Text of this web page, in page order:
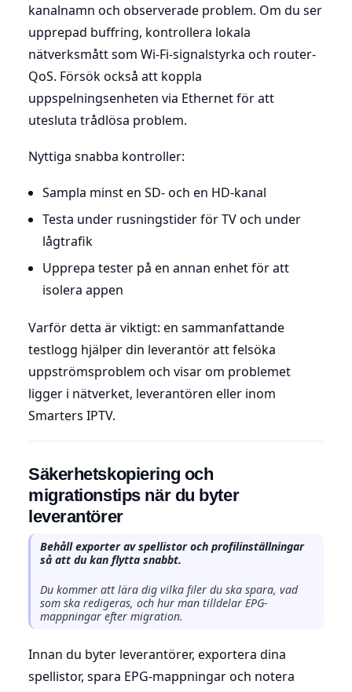
kanalnamn och observerade problem. Om du ser
upprepad buffring, kontrollera lokala
nätverksmått som Wi-Fi-signalstyrka och router-
QoS. Försök också att koppla
uppspelningsenheten via Ethernet för att
utesluta trådlösa problem.
Nyttiga snabba kontroller:
Sampla minst en SD- och en HD-kanal
Testa under rusningstider för TV och under
lågtrafik
Upprepa tester på en annan enhet för att
isolera appen
Varför detta är viktigt: en sammanfattande
testlogg hjälper din leverantör att felsöka
uppströmsproblem och visar om problemet
ligger i nätverket, leverantören eller inom
Smarters IPTV.
Säkerhetskopiering och
migrationstips när du byter
leverantörer
Behåll exporter av spellistor och profilinställningar
så att du kan flytta snabbt.
Du kommer att lära dig vilka filer du ska spara, vad
som ska redigeras, och hur man tilldelar EPG-
mappningar efter migration.
Innan du byter leverantörer, exportera dina
spellistor, spara EPG-mappningar och notera